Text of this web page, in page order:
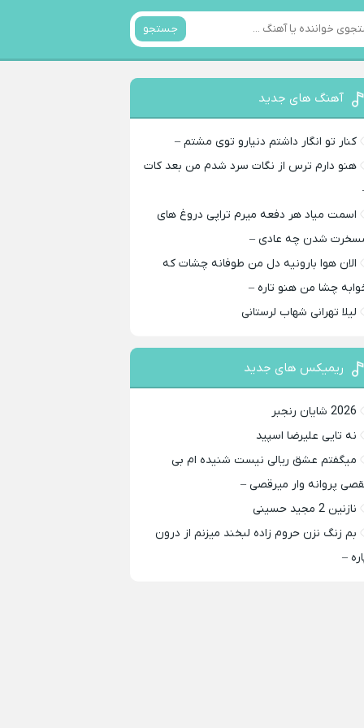
جستجو
آهنگ های جدید
کنار تو انگار داشتم دنیارو توی مشتم –
هنو دارم ترس از نگات سرد شدم من بعد کات
اسمت میاد هر دفعه میرم تراپی دروغ‌ های
شدن چه عادی –
الان هوا بارونیه دل من طوفانه چشات که
چشا من هنو تاره –
لیلا تهرانی شهاب لرستانی
ریمیکس های جدید
2026 شایان رنجبر
نه تایی علیرضا اسپید
میگفتم عشق ریالی نیست شنیده ام بی
پروانه وار میرقصی –
نازنین 2 مجید حسینی
بم زنگ نزن حروم زاده لبخند میزنم از درون
–